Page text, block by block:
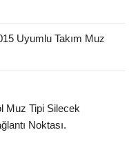
Uyumlu Takım Muz
Muz Tipi Silecek
Noktası.